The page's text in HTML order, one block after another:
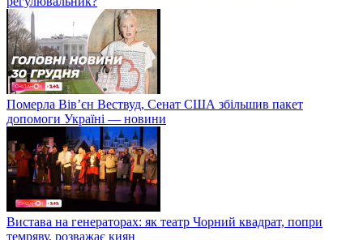
Померла Вівʼєн Вествуд, Сенат США збільшив пакет
допомоги Україні — новини
Вистава на генераторах: як театр Чорний квадрат, попри
темряву, розважає киян